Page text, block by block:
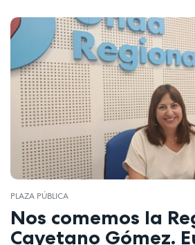
PLAZA PÚBLICA
Nos comemos la
Cayetano Gómez.